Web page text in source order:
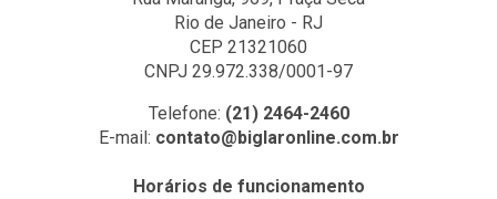
Rio de Janeiro - RJ
CEP 21321060
CNPJ 29.972.338/0001-97
Telefone: (21) 2464-2460
E-mail: contato@biglaronline.com.br
Horários de funcionamento